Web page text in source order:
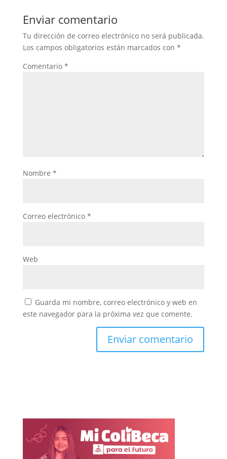
Enviar comentario
Tu dirección de correo electrónico no será publicada.
Los campos obligatorios están marcados con *
Comentario *
Nombre *
Correo electrónico *
Web
Guarda mi nombre, correo electrónico y web en
este navegador para la próxima vez que comente.